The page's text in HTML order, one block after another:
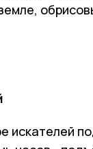
искателей